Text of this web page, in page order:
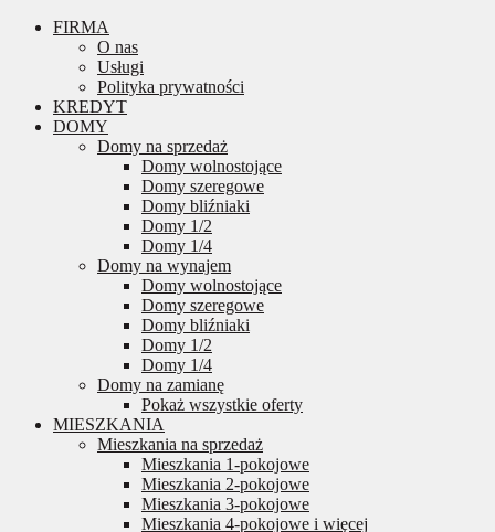
FIRMA
O nas
Usługi
Polityka prywatności
KREDYT
DOMY
Domy na sprzedaż
Domy wolnostojące
Domy szeregowe
Domy bliźniaki
Domy 1/2
Domy 1/4
Domy na wynajem
Domy wolnostojące
Domy szeregowe
Domy bliźniaki
Domy 1/2
Domy 1/4
Domy na zamianę
Pokaż wszystkie oferty
MIESZKANIA
Mieszkania na sprzedaż
Mieszkania 1-pokojowe
Mieszkania 2-pokojowe
Mieszkania 3-pokojowe
Mieszkania 4-pokojowe i więcej